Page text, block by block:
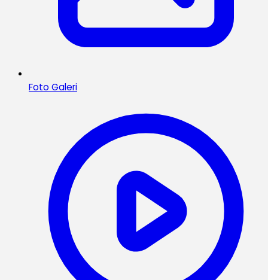
Foto Galeri